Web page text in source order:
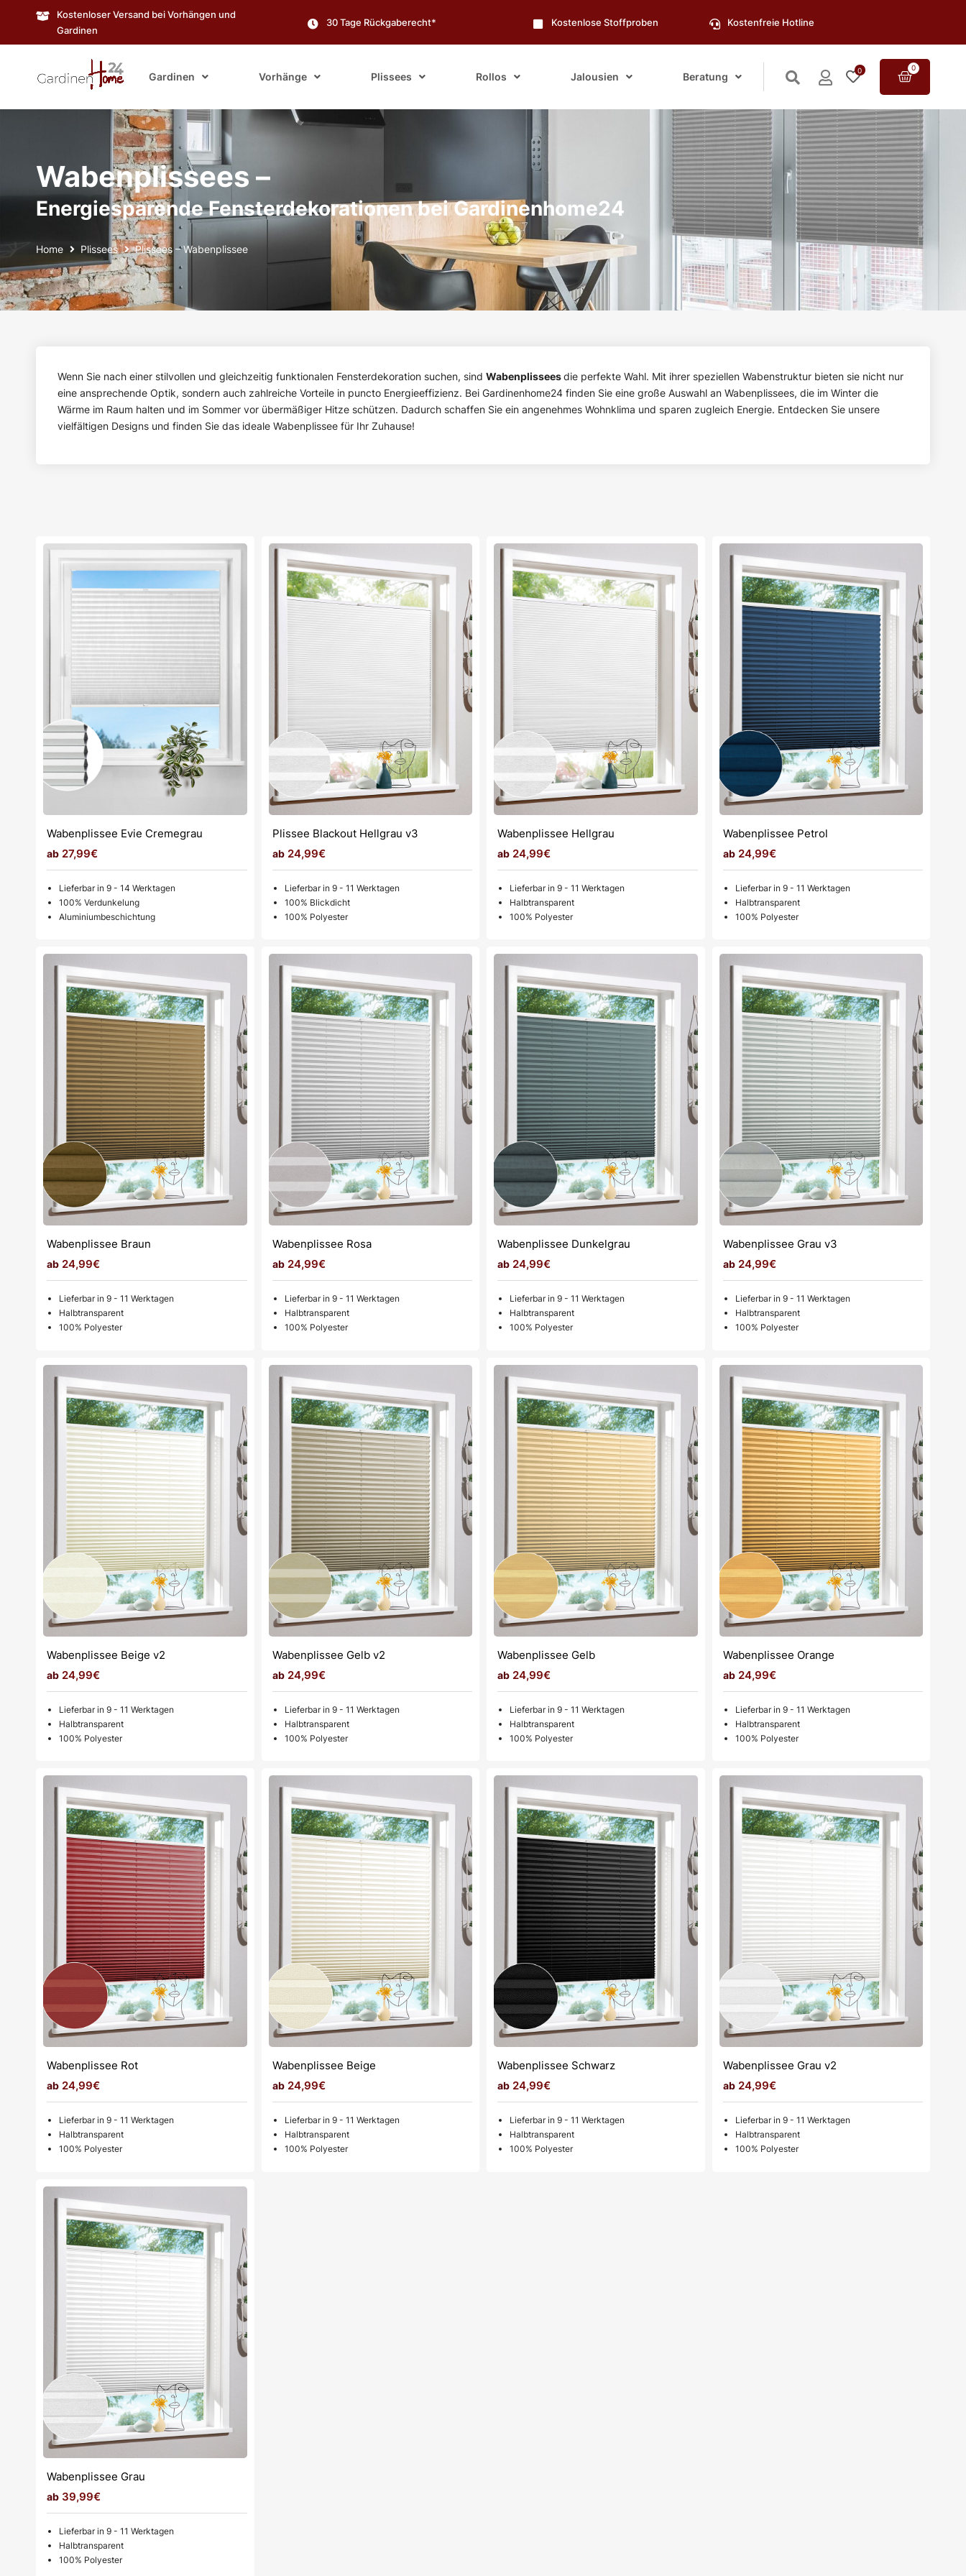
Kostenloser Versand bei Vorhängen und
Gardinen
30 Tage Rückgaberecht* Kostenlose Stoffproben Kostenfreie Hotline
Gardinen Vorhänge Plissees Rollos Jalousien Beratung
0 0
Wabenplissees –
Energiesparende Fensterdekorationen bei Gardinenhome24
Home Plissees Plissees – Wabenplissee
Wenn Sie nach einer stilvollen und gleichzeitig funktionalen Fensterdekoration suchen, sind Wabenplisseesdie perfekte Wahl. Mit ihrer speziellen Wabenstruktur bieten sie nicht nur
eine ansprechende Optik, sondern auch zahlreiche Vorteile in puncto Energieeffizienz. Bei Gardinenhome24 finden Sie eine große Auswahl an Wabenplissees, die im Winter die
Wärme im Raum halten und im Sommer vor übermäßiger Hitze schützen. Dadurch schaffen Sie ein angenehmes Wohnklima und sparen zugleich Energie. Entdecken Sie unsere
vielfältigen Designs und finden Sie das ideale Wabenplissee für Ihr Zuhause!
Wabenplissee Evie Cremegrau
27,99€
Lieferbar in 9 - 14 Werktagen
100% Verdunkelung
Alu­mi­ni­um­be­schich­tun­g
Plissee Blackout Hellgrau v3
24,99€
Lieferbar in 9 - 11 Werktagen
100% Blickdicht
100% Polyester
Wabenplissee Hellgrau
24,99€
Lieferbar in 9 - 11 Werktagen
Halbtransparent
100% Polyester
Wabenplissee Petrol
24,99€
Lieferbar in 9 - 11 Werktagen
Halbtransparent
100% Polyester
Wabenplissee Braun
24,99€
Lieferbar in 9 - 11 Werktagen
Halbtransparent
100% Polyester
Wabenplissee Rosa
24,99€
Lieferbar in 9 - 11 Werktagen
Halbtransparent
100% Polyester
Wabenplissee Dunkelgrau
24,99€
Lieferbar in 9 - 11 Werktagen
Halbtransparent
100% Polyester
Wabenplissee Grau v3
24,99€
Lieferbar in 9 - 11 Werktagen
Halbtransparent
100% Polyester
Wabenplissee Beige v2
24,99€
Lieferbar in 9 - 11 Werktagen
Halbtransparent
100% Polyester
Wabenplissee Gelb v2
24,99€
Lieferbar in 9 - 11 Werktagen
Halbtransparent
100% Polyester
Wabenplissee Gelb
24,99€
Lieferbar in 9 - 11 Werktagen
Halbtransparent
100% Polyester
Wabenplissee Orange
24,99€
Lieferbar in 9 - 11 Werktagen
Halbtransparent
100% Polyester
Wabenplissee Rot
24,99€
Lieferbar in 9 - 11 Werktagen
Halbtransparent
100% Polyester
Wabenplissee Beige
24,99€
Lieferbar in 9 - 11 Werktagen
Halbtransparent
100% Polyester
Wabenplissee Schwarz
24,99€
Lieferbar in 9 - 11 Werktagen
Halbtransparent
100% Polyester
Wabenplissee Grau v2
24,99€
Lieferbar in 9 - 11 Werktagen
Halbtransparent
100% Polyester
Wabenplissee Grau
39,99€
Lieferbar in 9 - 11 Werktagen
Halbtransparent
100% Polyester